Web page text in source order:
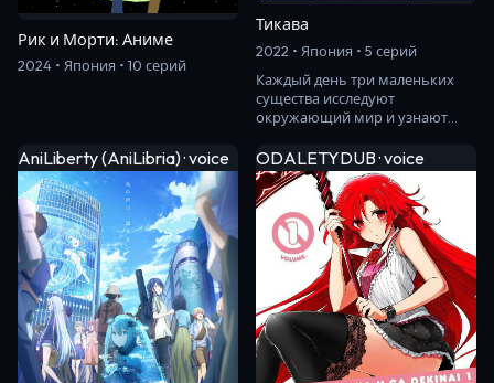
Рик и Морти: Аниме
2024 • Япония • 10 серий
Тикава
2022 • Япония • 5 серий
Каждый день три маленьких
существа исследуют
окружающий мир и узнают
AniLiberty (AniLibria) · voice ODALETYDUB · voice